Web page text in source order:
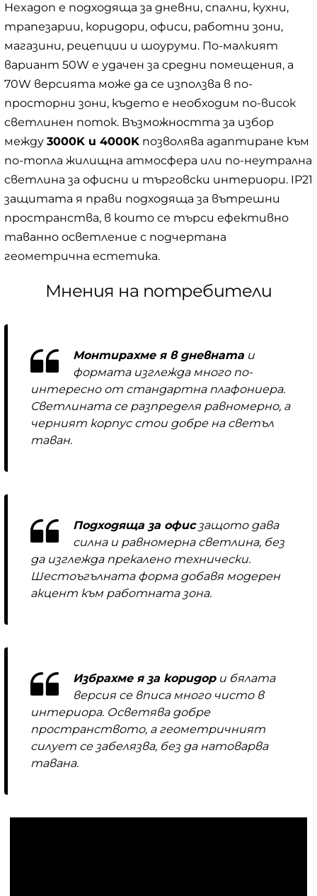
Hexagon е подходяща за дневни, спални, кухни,
трапезарии, коридори, офиси, работни зони,
магазини, рецепции и шоуруми. По-малкият
вариант 50W е удачен за средни помещения, а
70W версията може да се използва в по-
просторни зони, където е необходим по-висок
светлинен поток. Възможността за избор
между 3000K и 4000K позволява адаптиране към
по-топла жилищна атмосфера или по-неутрална
светлина за офисни и търговски интериори. IP21
защитата я прави подходяща за вътрешни
пространства, в които се търси ефективно
таванно осветление с подчертана
геометрична естетика.
Мнения на потребители
Монтирахме я в дневната и
формата изглежда много по-
интересно от стандартна плафониера.
Светлината се разпределя равномерно, а
черният корпус стои добре на светъл
таван.
Подходяща за офисзащото дава
силна и равномерна светлина, без
да изглежда прекалено технически.
Шестоъгълната форма добавя модерен
акцент към работната зона.
Избрахме я за коридори бялата
версия се вписа много чисто в
интериора. Осветява добре
пространството, а геометричният
силует се забелязва, без да натоварва
тавана.